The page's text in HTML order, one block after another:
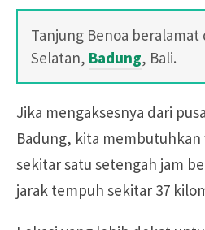
Tanjung Benoa beralamat
Selatan, Badung, Bali.
Jika mengaksesnya dari
Badung, kita
sekitar satu setengah jam
jarak tempuh sekitar 37